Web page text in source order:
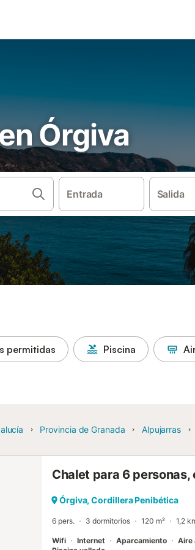
Órgiva
Entrada Salida
permitidas Piscina
Provincia de Granada Alpujarras
Chalet para 6
Órgiva, Cordillera Penibética
6 pers. 3 dormitorios 120 m² 1,2
Wifi Internet Aparcamiento Aire